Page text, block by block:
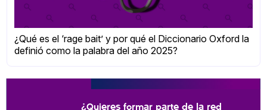
¿Qué es el ‘rage bait’ y por qué el Diccionario Oxford la
definió como la palabra del año 2025?
¿Quieres formar parte de la red